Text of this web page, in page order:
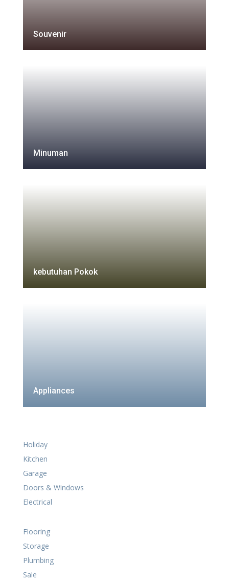
Souvenir
Minuman
kebutuhan Pokok
Appliances
Holiday
Kitchen
Garage
Doors & Windows
Electrical
Flooring
Storage
Plumbing
Sale